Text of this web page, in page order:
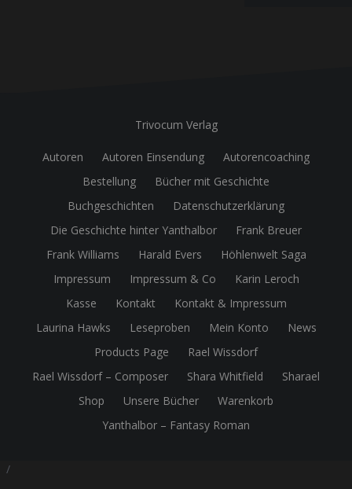
Trivocum Verlag
Autoren Autoren Einsendung
Autorencoaching
Bestellung
Bücher mit Geschichte
Buchgeschichten
Datenschutzerklärung
Die Geschichte hinter Yanthalbor
Frank Breuer
Frank Williams
Harald Evers
Höhlenwelt Saga
Impressum
Impressum & Co
Karin Leroch
Kasse
Kontakt
Kontakt & Impressum
Laurina Hawks
Leseproben Mein Konto
News
Products Page
Rael Wissdorf
Rael Wissdorf – Composer
Shara Whitfield
Sharael
Shop
Unsere Bücher
Warenkorb
Yanthalbor – Fantasy Roman